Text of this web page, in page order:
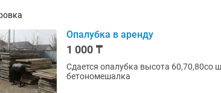
Опалубка в аренду
1 000 ₸
Сдается опалубка высота 60,70,80со
бетономешалка